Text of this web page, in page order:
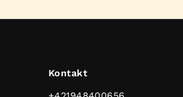
Kontakt